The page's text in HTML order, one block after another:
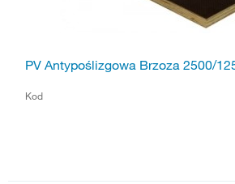
PV Antypoślizgowa Brzoza 2500/
Kod